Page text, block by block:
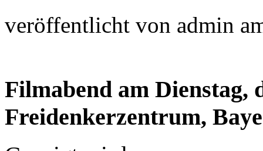
veröffentlicht von admin
Filmabend am Dienstag,
Freidenkerzentrum,